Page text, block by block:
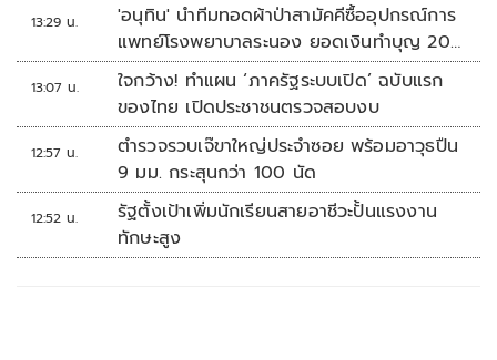
13:29 น.
'อนุทิน' นำทีมทอดผ้าป่าสามัคคีซื้ออุปกรณ์การ
แพทย์โรงพยาบาลระนอง ยอดเงินทำบุญ 20
ล้านบาท
13:07 น.
ใจกว้าง! ทำแผน ‘ภาครัฐระบบเปิด’ ฉบับแรก
ของไทย เปิดประชาชนตรวจสอบงบ
12:57 น.
ตำรวจรวบเจ๊ขาใหญ่ประจำซอย พร้อมอาวุธปืน
9 มม. กระสุนกว่า 100 นัด
12:52 น.
รัฐตั้งเป้าเพิ่มนักเรียนสายอาชีวะปั้นแรงงาน
ทักษะสูง